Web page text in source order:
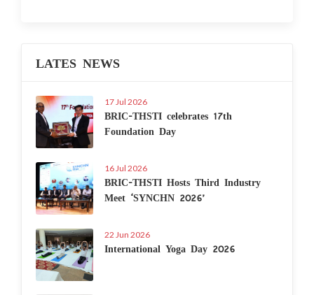
LATES NEWS
17 Jul 2026
BRIC-THSTI celebrates 17th
Foundation Day
16 Jul 2026
BRIC-THSTI Hosts Third Industry
Meet ‘SYNCHN 2026’
22 Jun 2026
International Yoga Day 2026